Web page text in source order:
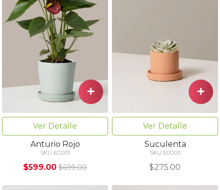
Ver Detalle
Anturio Rojo
SKU ECO01
$599.00 $699.00
Ver Detalle
Suculenta
SKU ECO03
$275.00